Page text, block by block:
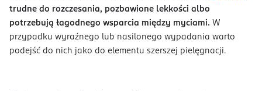
trudne do rozczesania, pozbawione lekkości albo
potrzebują łagodnego wsparcia między myciami. W
przypadku wyraźnego lub nasilonego wypadania warto
podejść do nich jako do elementu szerszej pielęgnacji.